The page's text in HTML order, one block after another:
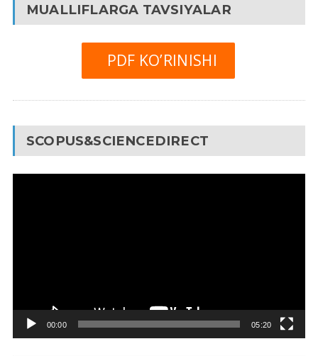
MUALLIFLARGA TAVSIYALAR
PDF KO’RINISHI
SCOPUS&SCIENCEDIRECT
00:00 05:20